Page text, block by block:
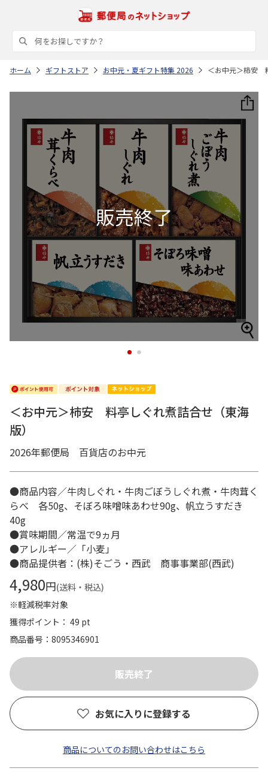
ホーム ギフトストア お中元・夏ギフト特集 2026 ＜お中元＞柿安
1 2
＜お中元＞柿安 料亭しぐれ煮詰合せ（東海
版）
2026年郵便局 百貨店のお中元
●商品内容／牛肉しぐれ・牛肉ごぼうしぐれ煮・牛肉茸く
らべ 各50g、そぼろ味噌味あわせ90g、帆立うすだき
40g
●賞味期間／常温で9ヵ月
●アレルギー／「小麦」
●商品提供者：(株)そごう・西武 商事事業部(西武)
4,980円(送料・税込)
※軽減税率対象
獲得ポイント： 49 pt
商品番号
8095346901
お気に入りに登録する
商品についてのお問い合わせはこちら